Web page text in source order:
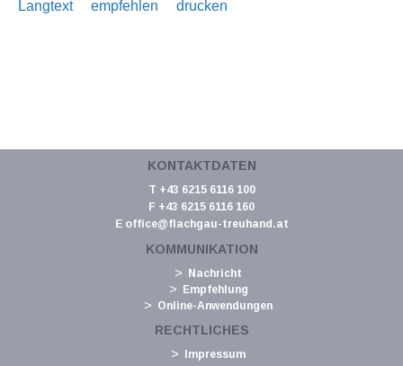
Langtext
empfehlen drucken
KONTAKTDATEN
T +43 6215 6116 100
F +43 6215 6116 160
E office@flachgau-treuhand.at
KOMMUNIKATION
Nachricht
Empfehlung
Online-Anwendungen
RECHTLICHES
Impressum